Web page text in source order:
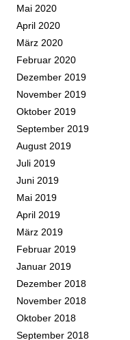
Mai 2020
April 2020
März 2020
Februar 2020
Dezember 2019
November 2019
Oktober 2019
September 2019
August 2019
Juli 2019
Juni 2019
Mai 2019
April 2019
März 2019
Februar 2019
Januar 2019
Dezember 2018
November 2018
Oktober 2018
September 2018